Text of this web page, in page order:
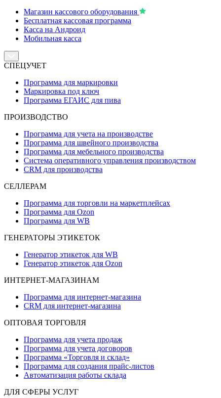
Магазин кассового оборудования
Бесплатная кассовая программа
Касса на Андроид
Мобильная касса
СПЕЦУЧЕТ
Программа для маркировки
Маркировка под ключ
Программа ЕГАИС для пива
ПРОИЗВОДСТВО
Программа для учета на производстве
Программа для швейного производства
Программа для мебельного производства
Система оперативного управления производством
CRM для производства
СЕЛЛЕРАМ
Программа для торговли на маркетплейсах
Программа для Ozon
Программа для WB
ГЕНЕРАТОРЫ ЭТИКЕТОК
Генератор этикеток для WB
Генератор этикеток для Ozon
ИНТЕРНЕТ-МАГАЗИНАМ
Программа для интернет-магазина
CRM для интернет-магазина
ОПТОВАЯ ТОРГОВЛЯ
Программа для учета продаж
Программа для учета договоров
Программа «Торговля и склад»
Программа для создания прайс‑листов
Автоматизация работы склада
ДЛЯ СФЕРЫ УСЛУГ